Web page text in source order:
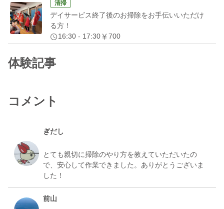
清掃
デイサービス終了後のお掃除をお手伝いいただけ
る方！
16:30 - 17:30
700
体験記事
コメント
ぎだし
とても親切に掃除のやり方を教えていただいたの
で、安心して作業できました。ありがとうございま
前山